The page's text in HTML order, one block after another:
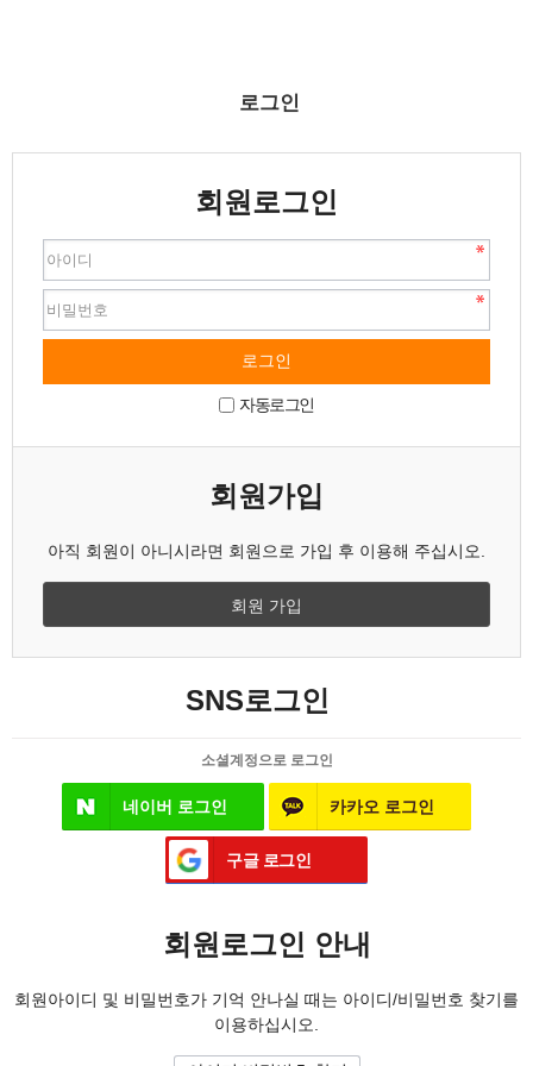
로그인
회원로그인
자동로그인
회원가입
아직 회원이 아니시라면 회원으로 가입 후 이용해 주십시오.
회원 가입
SNS로그인
소셜계정으로 로그인
네이버 로그인 카카오 로그인
구글 로그인
회원로그인 안내
회원아이디 및 비밀번호가 기억 안나실 때는 아이디/비밀번호 찾기를
이용하십시오.